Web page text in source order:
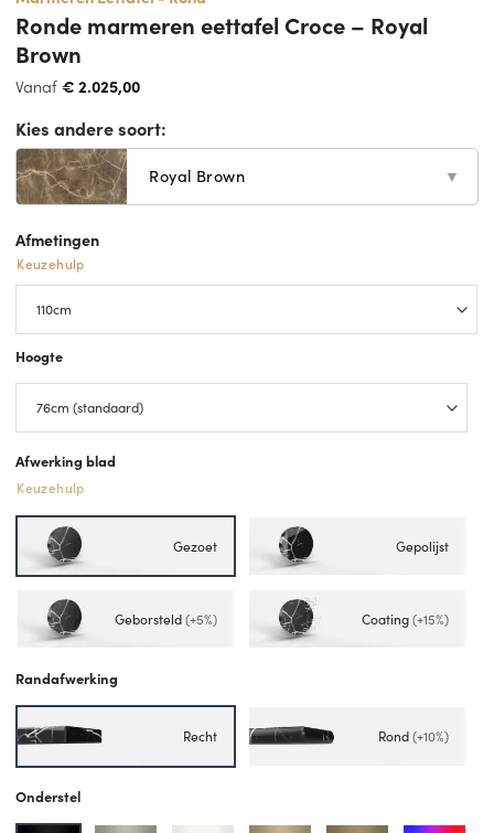
Ronde marmeren eettafel Croce – Royal
Brown
Vanaf€ 2.025,00
Kies andere soort:
Royal Brown ▼
Afmetingen
Keuzehulp
Hoogte
Afwerking blad
Keuzehulp
Gezoet Gepolijst
Geborsteld(+5%) Coating(+15%)
Randafwerking
Recht Rond(+10%)
Onderstel